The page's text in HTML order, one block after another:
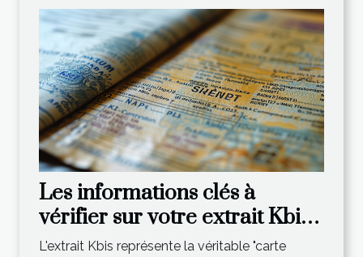
Les informations clés à
vérifier sur votre extrait Kbis
récent
L'extrait Kbis représente la véritable "carte